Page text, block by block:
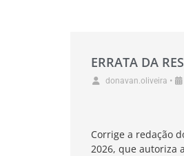
ERRATA DA
donavan.oliveira •
Corrige a redação
2026, que autoriza